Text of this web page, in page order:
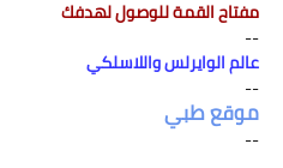
مفتاح القمة للوصول لهدفك
--
عالم الوايرلس واللاسلكي
--
موقع طبي
--